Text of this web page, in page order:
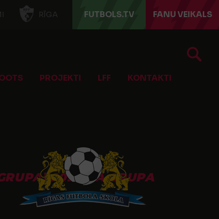
RĪGA FUTBOLS.TV FANU VEIKALS
PROJEKTI LFF KONTAKTI
2024 | A GRUPA